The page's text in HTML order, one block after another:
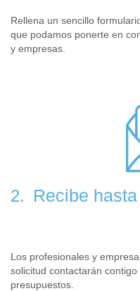
Rellena un sencillo
que podamos ponerte en
y empresas.
2. Recibe
Los profesionales y
solicitud contactarán
presupuestos.